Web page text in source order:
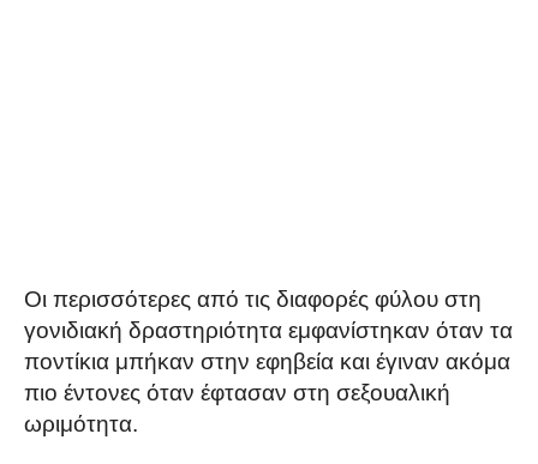
Οι περισσότερες από τις διαφορές φύλου στη
γονιδιακή δραστηριότητα εμφανίστηκαν όταν τα
ποντίκια μπήκαν στην εφηβεία και έγιναν ακόμα
πιο έντονες όταν έφτασαν στη σεξουαλική
ωριμότητα.